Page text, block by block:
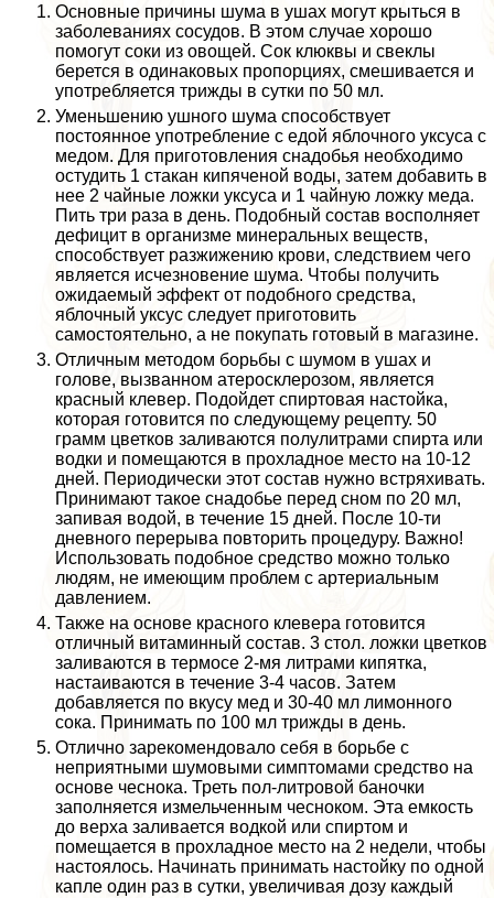
Основные причины шума в ушах могут крыться в
заболеваниях сосудов. В этом случае хорошо
помогут соки из овощей. Сок клюквы и свеклы
берется в одинаковых пропорциях, смешивается и
употрeбляется трижды в сутки по 50 мл.
Уменьшению ушного шума способствует
постоянное употрeбление с едой яблочного уксуса с
медом. Для приготовления снадобья необходимо
остудить 1 стакан кипяченой воды, затем добавить в
нее 2 чайные ложки уксуса и 1 чайную ложку меда.
Пить три раза в день. Подобный состав восполняет
дефицит в организме минеральных веществ,
способствует разжижению крови, следствием чего
является исчезновение шума. Чтобы получить
ожидаемый эффект от подобного средства,
яблочный уксус следует приготовить
самостоятельно, а не покупать готовый в магазине.
Отличным методом борьбы с шумом в ушах и
голове, вызванном атеросклерозом, является
красный клевер. Подойдет спиртовая настойка,
которая готовится по следующему рецепту. 50
грамм цветков заливаются полулитрами спирта или
водки и помещаются в прохладное место на 10-12
дней. Периодически этот состав нужно встряхивать.
Принимают такое снадобье перед сном по 20 мл,
запивая водой, в течение 15 дней. После 10-ти
дневного перерыва повторить процедуру. Важно!
Использовать подобное средство можно только
людям, не имеющим проблем с артериальным
давлением.
Также на основе красного клевера готовится
отличный витаминный состав. 3 стол. ложки цветков
заливаются в термосе 2-мя литрами кипятка,
настаиваются в течение 3-4 часов. Затем
добавляется по вкусу мед и 30-40 мл лимонного
сока. Принимать по 100 мл трижды в день.
Отлично зарекомендовало себя в борьбе с
неприятными шумовыми симптомами средство на
основе чеснока. Треть пол-литровой баночки
заполняется измельченным чесноком. Эта емкость
до верха заливается водкой или спиртом и
помещается в прохладное место на 2 недели, чтобы
настоялось. Начинать принимать настойку по одной
капле один раз в сутки, увеличивая дозу каждый